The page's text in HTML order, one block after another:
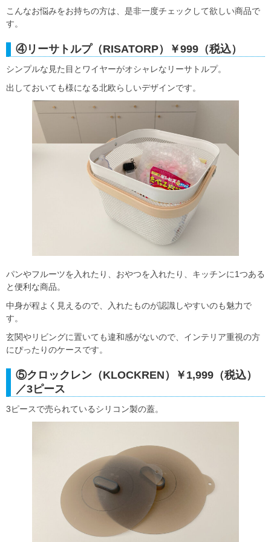
こんなお悩みをお持ちの方は、是非一度チェックして欲しい商品で
す。
④リーサトルプ（RISATORP）￥999（税込）
シンプルな見た目とワイヤーがオシャレなリーサトルプ。
出しておいても様になる北欧らしいデザインです。
パンやフルーツを入れたり、おやつを入れたり、キッチンに1つある
と便利な商品。
中身が程よく見えるので、入れたものが認識しやすいのも魅力で
す。
玄関やリビングに置いても違和感がないので、インテリア重視の方
にぴったりのケースです。
⑤クロックレン（KLOCKREN）￥1,999（税込）
／3ピース
3ピースで売られているシリコン製の蓋。